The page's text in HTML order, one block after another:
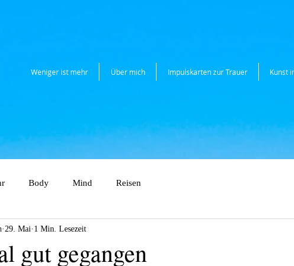
Weniger ist mehr Über mich Impulskarten zur Trauer Kunst
Body Mind Reisen
gut gegangen
29. Mai 1 Min. Lesezeit